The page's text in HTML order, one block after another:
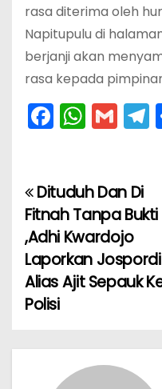
rasa diterima oleh
Napitupulu di
berjanji akan
rasa kepada
F
e
b
o
o
k
W
ts
A
p
p
G
l
T
a
N
a
v
i
Dituduh Dan Di
Fitnah Tanpa Bukti
,Adhi Kwardojo
Laporkan Jospordi
Alias Ajit Sepauk
Polisi